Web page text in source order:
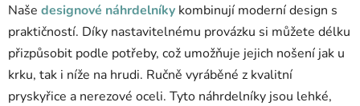
Naše designové náhrdelníky kombinují moderní design s
praktičností. Díky nastavitelnému provázku si můžete délku
přizpůsobit podle potřeby, což umožňuje jejich nošení jak u
krku, tak i níže na hrudi. Ručně vyráběné z kvalitní
pryskyřice a nerezové oceli. Tyto náhrdelníky jsou lehké,